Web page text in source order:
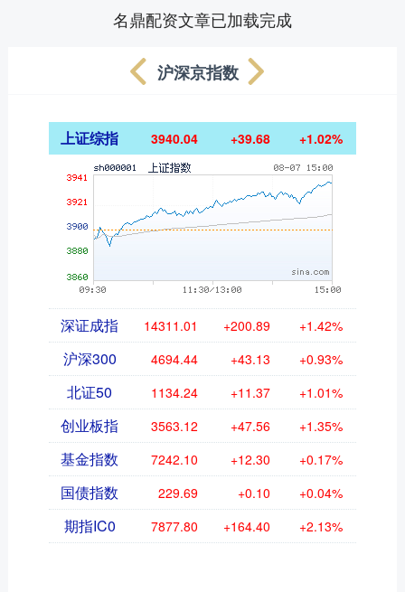
名鼎配资文章已加载完成
沪深京指数
上证综指 3940.04 +39.68 +1.02%
深证成指 14311.01 +200.89 +1.42%
沪深300 4694.44 +43.13 +0.93%
北证50 1134.24 +11.37 +1.01%
创业板指 3563.12 +47.56 +1.35%
基金指数 7242.10 +12.30 +0.17%
国债指数 229.69 +0.10 +0.04%
期指IC0 7877.80 +164.40 +2.13%